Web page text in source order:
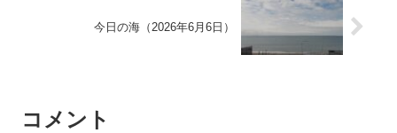
今日の海（2026年6月6日）
コメント